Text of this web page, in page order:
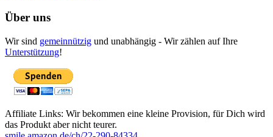
Über uns
Wir sind gemeinnützig und unabhängig - Wir zählen auf Ihre
Unterstützung!
Affiliate Links: Wir bekommen eine kleine Provision, für Dich wird
das Produkt aber nicht teurer.